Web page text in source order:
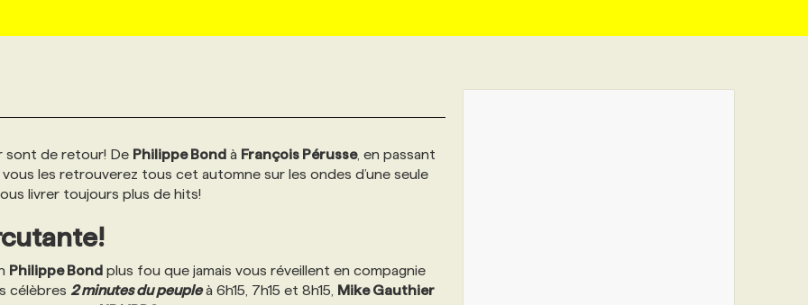
sont de retour! De Philippe Bond à François Pérusse, en passant
vous les retrouverez tous cet automne sur les ondes d’une seule
livrer toujours plus de hits!
Philippe Bond plus fou que jamais vous réveillent en compagnie
célèbres 2 minutes du peupleà 6h15, 7h15 et 8h15, Mike Gauthier